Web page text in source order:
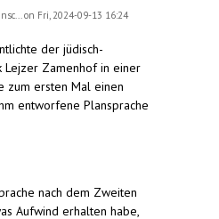
on Fri, 2024-09-13 16:24
der jüdisch-
Lejzer Zamenhof in einer
zum ersten Mal einen
entworfene Plansprache
nach dem Zweiten
Aufwind erhalten habe,